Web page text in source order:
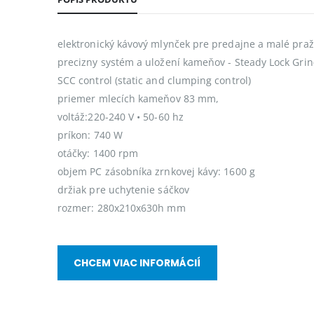
elektronický kávový mlynček pre predajne a malé
precizny systém a uložení kameňov - Steady Lock
SCC control (static and clumping control)
priemer mlecích kameňov 83 mm,
voltáž:220-240 V • 50-60 hz
príkon: 740 W
otáčky: 1400 rpm
objem PC zásobníka zrnkovej kávy: 1600 g
držiak pre uchytenie sáčkov
rozmer: 280x210x630h mm
CHCEM VIAC INFORMÁCIÍ